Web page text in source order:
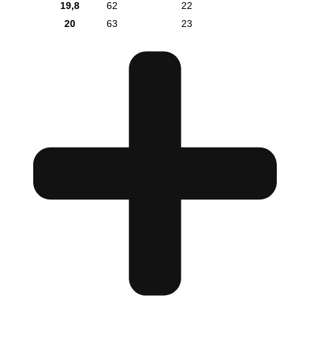
19,8
62
22
20
63 23